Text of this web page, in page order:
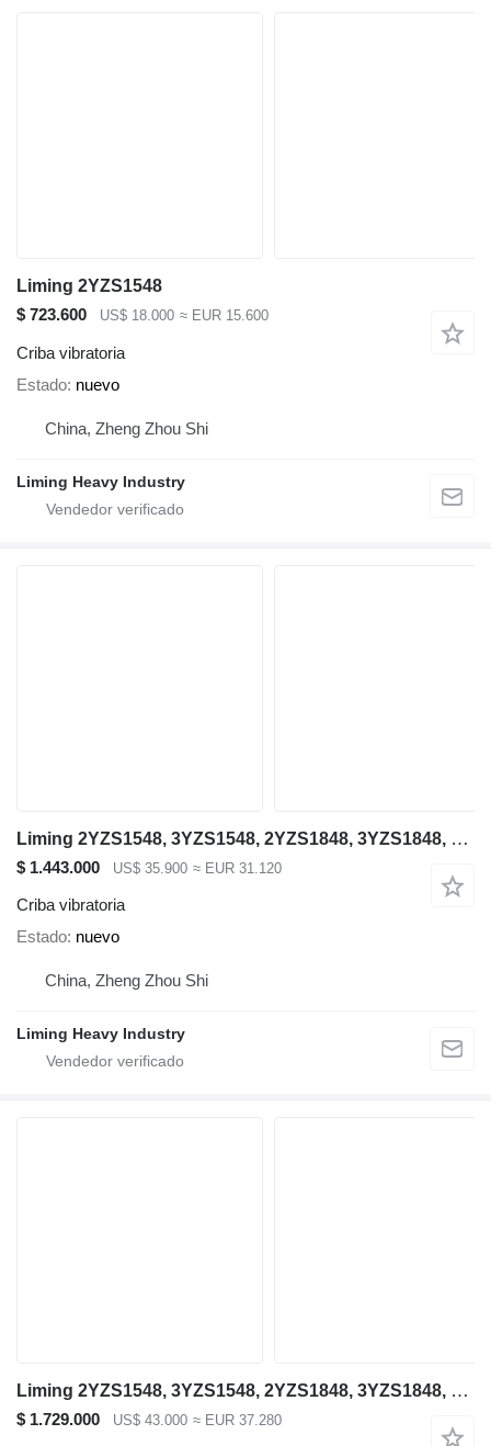
Liming 2YZS1548
$ 723.600
US$ 18.000 ≈ EUR 15.600
Criba vibratoria
Estado nuevo
China, Zheng Zhou Shi
Liming Heavy Industry
Liming 2YZS1548, 3YZS1548, 2YZS1848, 3YZS1848, 4YZS1848
$ 1.443.000 US$ 35.900 ≈ EUR 31.120
Criba vibratoria
Estado nuevo
China, Zheng Zhou Shi
Liming Heavy Industry
Liming 2YZS1548, 3YZS1548, 2YZS1848, 3YZS1848, 4YZS1848
$ 1.729.000 US$ 43.000 ≈ EUR 37.280